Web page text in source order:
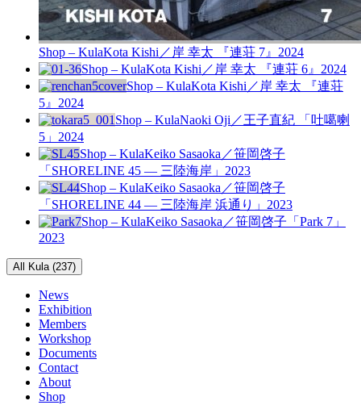
Shop – KulaKota Kishi／岸 幸太 『連荘 7』 2024
Shop – KulaKota Kishi／岸 幸太 『連荘 6』 2024
Shop – KulaKota Kishi／岸 幸太 『連荘
5』 2024
Shop – KulaNaoki Oji／王子直紀 「吐噶喇
5」 2024
Shop – KulaKeiko Sasaoka／笹岡啓子
「SHORELINE 45 — 三陸海岸」 2023
Shop – KulaKeiko Sasaoka／笹岡啓子
「SHORELINE 44 — 三陸海岸 浜通り」 2023
Shop – KulaKeiko Sasaoka／笹岡啓子「Park 7」
2023
All Kula (237)
News
Exhibition
Members
Workshop
Documents
Contact
About
Shop